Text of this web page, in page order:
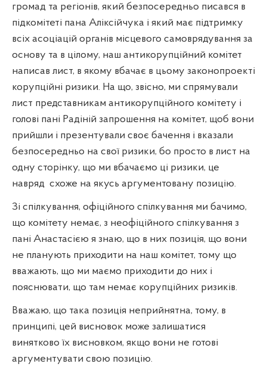
громад та регіонів, який безпосередньо писався в
підкомітеті пана Аліксійчука і який має підтримку
всіх асоціацій органів місцевого самоврядування за
основу та в цілому, наш антикорупційний комітет
написав лист, в якому вбачає в цьому законопроекті
корупційні ризики. На що, звісно, ми спрямували
лист представникам антикорупційного комітету і
голові пані Радіній запрошення на комітет, щоб вони
прийшли і презентували своє бачення і вказали
безпосередньо на свої ризики, бо просто в лист на
одну сторінку, що ми вбачаємо ці ризики, це
навряд схоже на якусь аргументовану позицію.
Зі спілкування, офіційного спілкування ми бачимо,
що комітету немає, з неофіційного спілкування з
пані Анастасією я знаю, що в них позиція, що вони
не планують приходити на наш комітет, тому що
вважають, що ми маємо приходити до них і
пояснювати, що там немає корупційних ризиків.
Вважаю, що така позиція неприйнятна, тому, в
принципі, цей висновок може залишатися
винятково їх висновком, якщо вони не готові
аргументувати свою позицію.